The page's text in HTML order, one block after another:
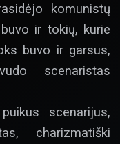
komunistų
ir tokių, kurie
buvo ir garsus,
scenaristas
scenarijus,
charizmatiški